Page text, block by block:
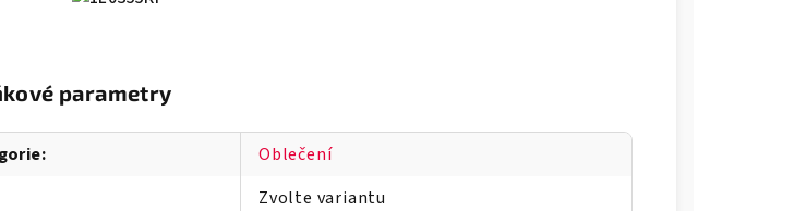
parametry
:
Oblečení
Zvolte variantu